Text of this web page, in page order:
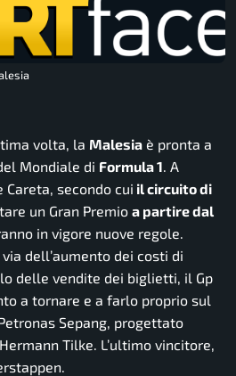
volta, la Malesia è pronta a
Mondiale di Formula 1 . A
Careta , secondo cui il circuito di
un Gran Premio a partire dal
in vigore nuove regole.
dell’aumento dei costi di
delle vendite dei biglietti, il Gp
a tornare e a farlo proprio sul
Sepang, progettato
Tilke. L’ultimo vincitore,